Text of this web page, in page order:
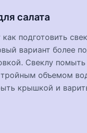
салата
подготовить
вариант более
Свеклу
объемом
крышкой и